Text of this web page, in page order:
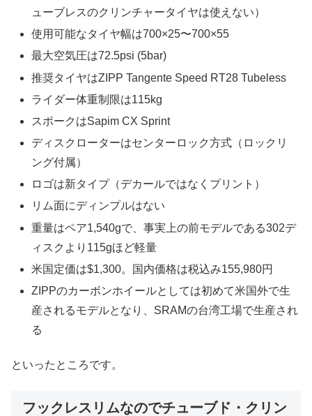
ューブレスのクリンチャータイヤは使えない）
使用可能なタイヤ幅は700×25〜700×55
最大空気圧は72.5psi (5bar)
推奨タイヤはZIPP Tangente Speed RT28 Tubeless
ライダー体重制限は115kg
スポークはSapim CX Sprint
ディスクローターはセンターロック方式（ロックリ
ング付属）
ロゴは新タイプ（デカールではなくプリント）
リム面にディンプルはない
重量はペア1,540gで、事実上の前モデルである302デ
ィスクより115gほど軽量
米国定価は$1,300。国内価格は税込み155,980円
ZIPPのカーボンホイールとしては初めて米国外で生
産されるモデルとなり、SRAMの台湾工場で生産され
る
といったところです。
フックレスリムなのでチューブド・クリン